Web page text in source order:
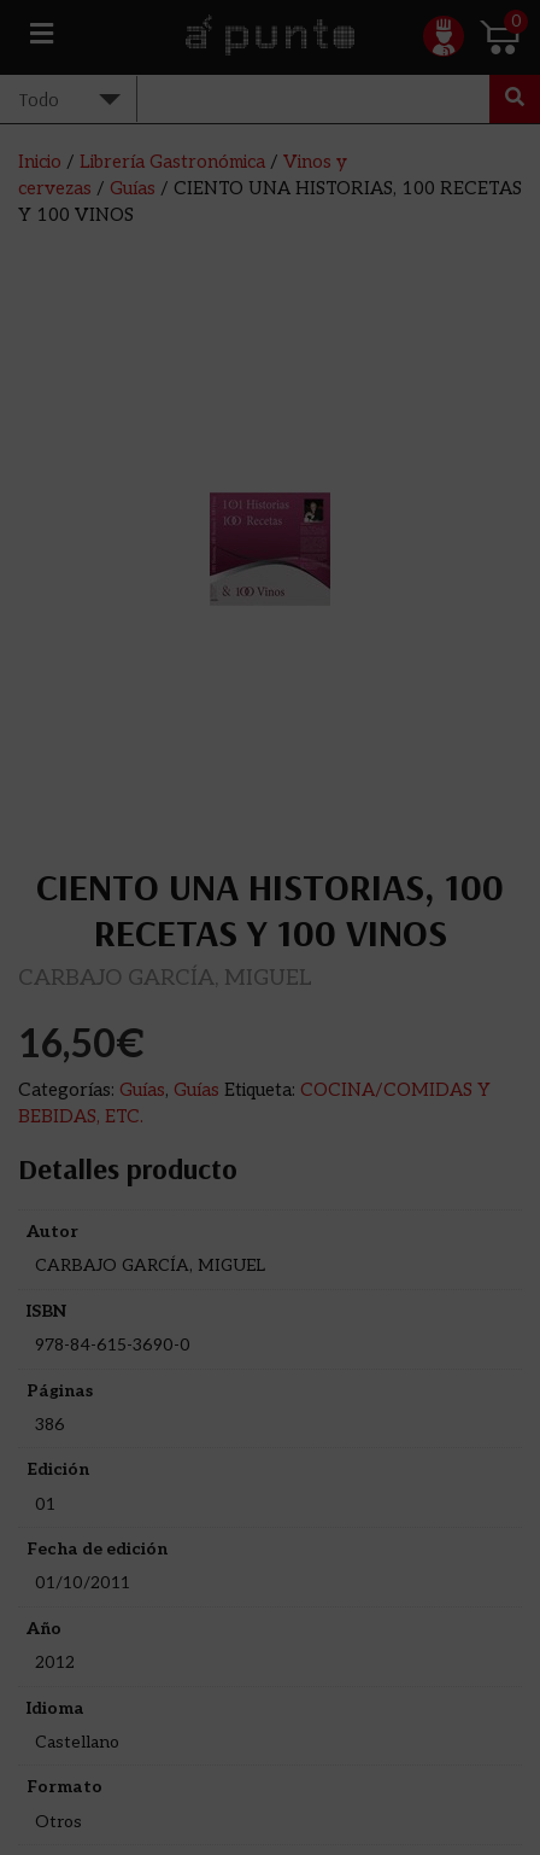
0
Inicio / Librería Gastronómica / Vinos y
cervezas / Guías / CIENTO UNA HISTORIAS, 100 RECETAS
Y 100 VINOS
CIENTO UNA HISTORIAS, 100
RECETAS Y 100 VINOS
CARBAJO GARCÍA, MIGUEL
16,50€
Categorías: Guías, Guías Etiqueta: COCINA/COMIDAS Y
BEBIDAS, ETC.
Detalles producto
Autor
CARBAJO GARCÍA, MIGUEL
ISBN
978-84-615-3690-0
Páginas
386
Edición
01
Fecha de edición
01/10/2011
Año
2012
Idioma
Castellano
Formato
Otros